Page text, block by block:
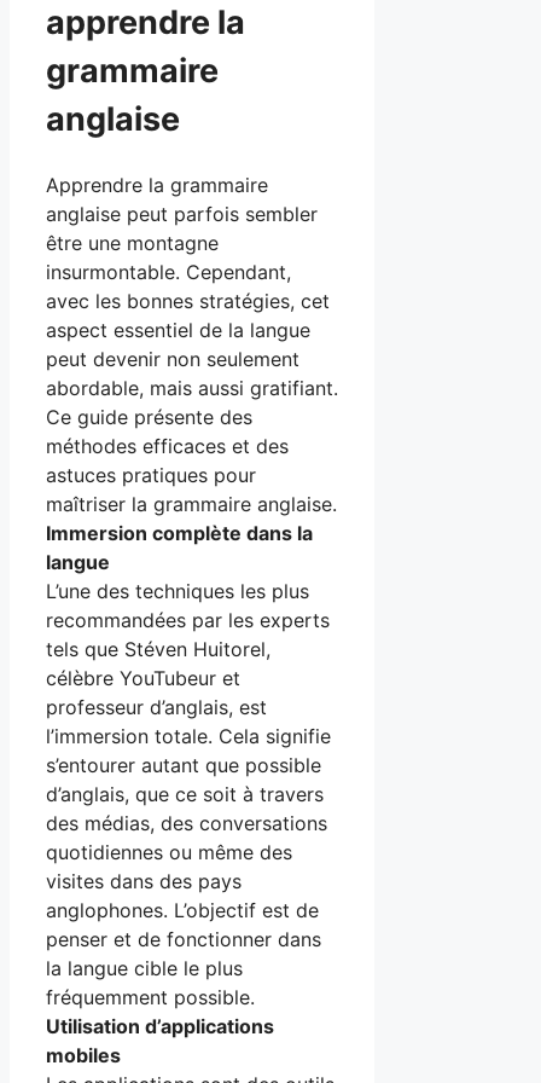
apprendre la
grammaire
anglaise
Apprendre la grammaire
anglaise peut parfois sembler
être une montagne
insurmontable. Cependant,
avec les bonnes stratégies, cet
aspect essentiel de la langue
peut devenir non seulement
abordable, mais aussi gratifiant.
Ce guide présente des
méthodes efficaces et des
astuces pratiques pour
maîtriser la grammaire anglaise.
Immersion complète dans la
langue
L’une des techniques les plus
recommandées par les experts
tels que Stéven Huitorel,
célèbre YouTubeur et
professeur d’anglais, est
l’immersion totale. Cela signifie
s’entourer autant que possible
d’anglais, que ce soit à travers
des médias, des conversations
quotidiennes ou même des
visites dans des pays
anglophones. L’objectif est de
penser et de fonctionner dans
la langue cible le plus
fréquemment possible.
Utilisation d’applications
mobiles